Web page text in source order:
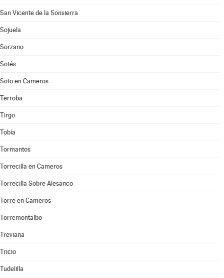
San Vicente de la Sonsierra
Sojuela
Sorzano
Sotés
Soto en Cameros
Terroba
Tirgo
Tobía
Tormantos
Torrecilla en Cameros
Torrecilla Sobre Alesanco
Torre en Cameros
Torremontalbo
Treviana
Tricio
Tudelilla